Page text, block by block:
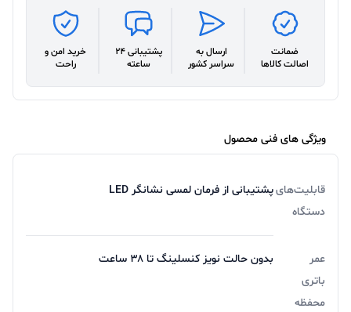
ضمانت
اصالت کالاها
ارسال به
سراسر کشور
پشتیبانی 24
ساعته
خرید امن و
راحت
ویژگی های فنی محصول
قابلیت‌های
دستگاه
پشتیبانی از فرمان لمسی نشانگر LED
عمر
باتری
محفظه
بدون حالت نویز کنسلینگ تا ۳۸ ساعت